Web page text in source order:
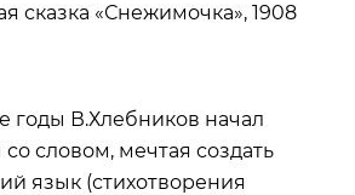
сказка «Снежимочка», 1908
годы В.Хлебников начал
словом, мечтая создать
язык (стихотворения